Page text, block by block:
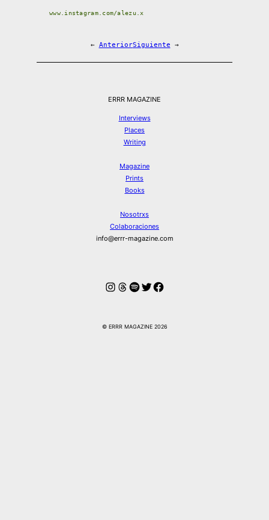
www.instagram.com/alezu.x
← AnteriorSiguiente →
ERRR MAGAZINE
Interviews
Places
Writing
Magazine
Prints
Books
Nosotrxs
Colaboraciones
info@errr-magazine.com
Instagram
Hilos
Spotify
Twitter
Facebook
© ERRR MAGAZINE 2026